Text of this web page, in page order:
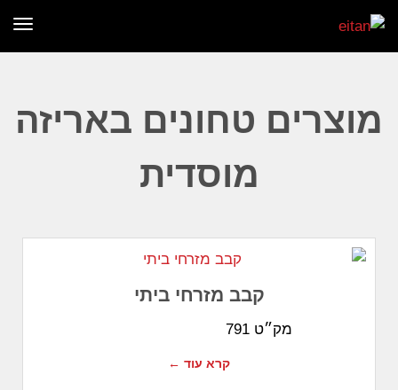
מוצרים טחונים באריזה
מוסדית
קבב מזרחי ביתי
מק״ט 791
קרא עוד ←